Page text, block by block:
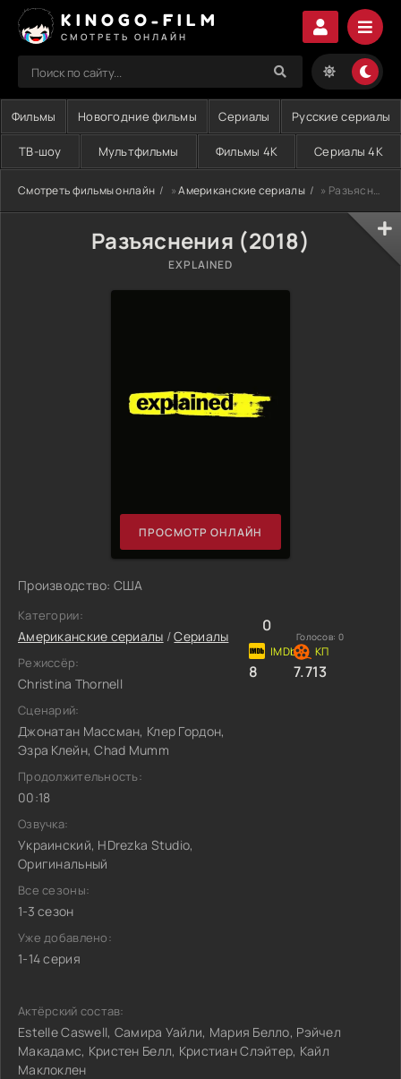
KINOGO-FILM
СМОТРЕТЬ ОНЛАЙН
Фильмы Новогодние фильмы Сериалы Русские сериалы
ТВ-шоу Мультфильмы Фильмы 4K Сериалы 4K
Смотреть фильмы онлайн »Американские сериалы » Разъяснения (2018)
Разъяснения (2018)
EXPLAINED
ПРОСМОТР ОНЛАЙН
Производство: США
Категории:
Американские сериалы /Сериалы
Режиссёр:
Christina Thornell
Сценарий:
Джонатан Массман, Клер Гордон,
Эзра Клейн, Chad Mumm
Продолжительность:
00:18
Озвучка:
Украинский, HDrezka Studio,
Оригинальный
Все сезоны:
1-3 сезон
Уже добавлено:
1-14 серия
0
Голосов: 0
8 7.713
Актёрский состав:
Estelle Caswell, Самира Уайли, Мария Белло, Рэйчел
Макадамс, Кристен Белл, Кристиан Слэйтер, Кайл
Маклоклен